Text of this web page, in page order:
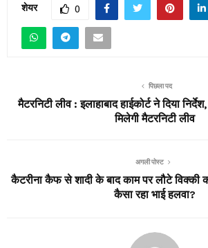
शेयर 0
पिछला पद
मैटरनिटी लीव : इलाहाबाद हाईकोर्ट ने दिया
मिलेगी मैटरनिटी लीव
अगली पोस्ट
कैटरीना कैफ से शादी के बाद काम पर लौटे
कैसा रहा भाई हलवा?